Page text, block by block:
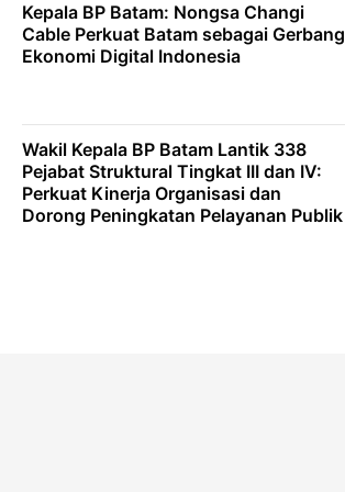
Kepala BP Batam: Nongsa Changi
Cable Perkuat Batam sebagai Gerbang
Ekonomi Digital Indonesia
Wakil Kepala BP Batam Lantik 338
Pejabat Struktural Tingkat III dan IV:
Perkuat Kinerja Organisasi dan
Dorong Peningkatan Pelayanan Publik